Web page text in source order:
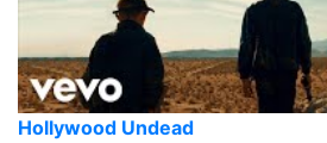
Hollywood Undead